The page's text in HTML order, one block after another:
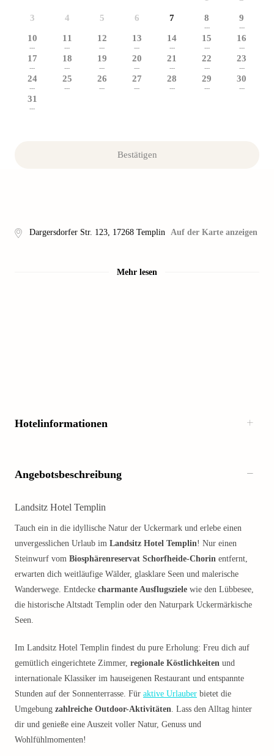
3 4 5 6 7 8
---
9
---
10
---
11
---
12
---
13
---
14
---
15
---
16
---
17
---
18
---
19
---
20
---
21
---
22
---
23
---
24
---
25
---
26
---
27
---
28
---
29
---
30
---
31
---
Bestätigen
Dargersdorfer Str. 123, 17268 Templin Auf der Karte anzeigen
Mehr lesen
Hotelinformationen
Angebotsbeschreibung
Landsitz Hotel Templin
Tauch ein in die idyllische Natur der Uckermark und erlebe einen
unvergesslichen Urlaub im Landsitz Hotel Templin! Nur einen
Steinwurf vom Biosphärenreservat Schorfheide-Chorin entfernt,
erwarten dich weitläufige Wälder, glasklare Seen und malerische
Wanderwege. Entdecke charmante Ausflugsziele wie den Lübbesee,
die historische Altstadt Templin oder den Naturpark Uckermärkische
Seen.
Im Landsitz Hotel Templin findest du pure Erholung: Freu dich auf
gemütlich eingerichtete Zimmer, regionale Köstlichkeiten und
internationale Klassiker im hauseigenen Restaurant und entspannte
Stunden auf der Sonnenterrasse. Für aktive Urlauber bietet die
Umgebung zahlreiche Outdoor-Aktivitäten. Lass den Alltag hinter
dir und genieße eine Auszeit voller Natur, Genuss und
Wohlfühlmomenten!